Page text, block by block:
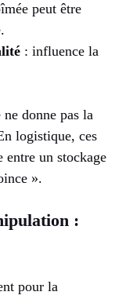
peut être
: influence la
donne pas la
logistique, ces
un stockage
».
:
pour la